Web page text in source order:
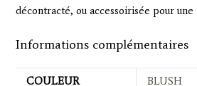
décontracté, ou accessoirisée pour
Informations complémentaires
COULEUR BLUSH